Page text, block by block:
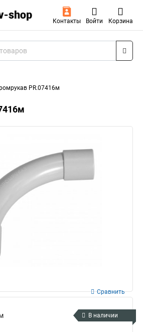
Контакты Войти Корзина
PR.07416м
Сравнить
В наличии